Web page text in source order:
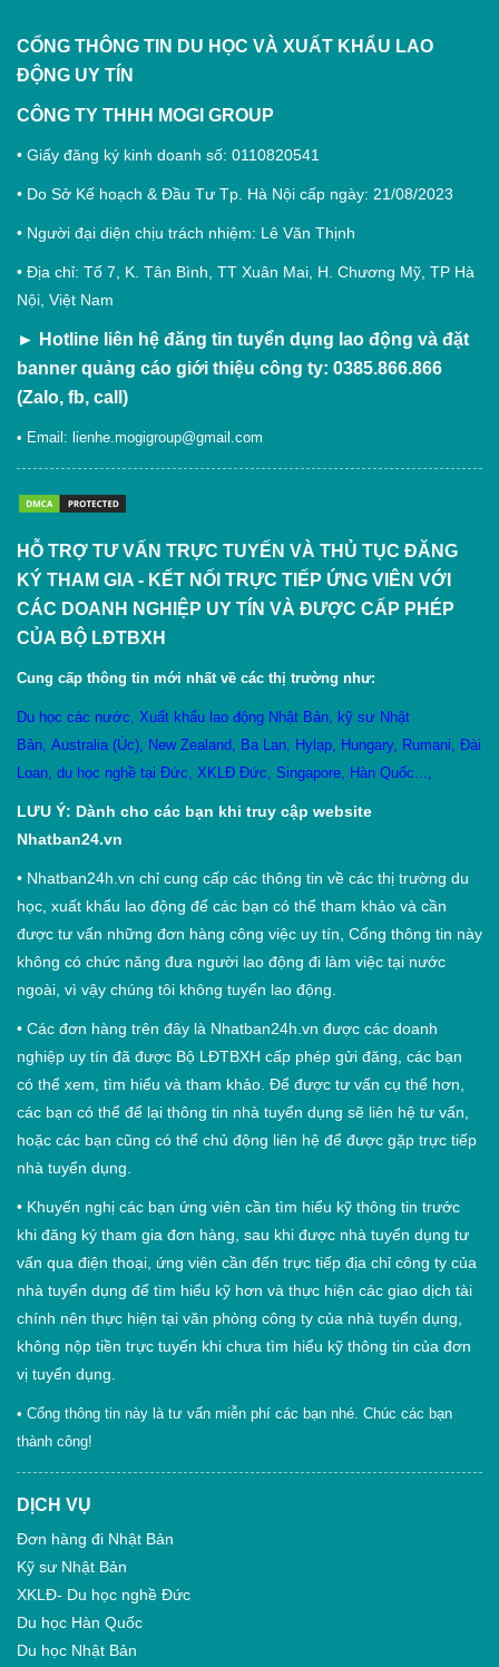
CỔNG THÔNG TIN DU HỌC VÀ XUẤT KHẨU LAO
ĐỘNG UY TÍN
CÔNG TY THHH MOGI GROUP
• Giấy đăng ký kinh doanh số: 0110820541
• Do Sở Kế hoạch & Đầu Tư Tp. Hà Nội cấp ngày: 21/08/2023
• Người đại diện chịu trách nhiệm: Lê Văn Thịnh
• Địa chỉ: Tổ 7, K. Tân Bình, TT Xuân Mai, H. Chương Mỹ, TP Hà
Nội, Việt Nam
► Hotline liên hệ đăng tin tuyển dụng lao động và đặt
banner quảng cáo giới thiệu công ty: 0385.866.866
(Zalo, fb, call)
• Email: lienhe.mogigroup@gmail.com
HỖ TRỢ TƯ VẤN TRỰC TUYẾN VÀ THỦ TỤC ĐĂNG
KÝ THAM GIA - KẾT NỐI TRỰC TIẾP ỨNG VIÊN VỚI
CÁC DOANH NGHIỆP UY TÍN VÀ ĐƯỢC CẤP PHÉP
CỦA BỘ LĐTBXH
Cung cấp thông tin mới nhất về các thị trường như:
Du học các nước, Xuất khẩu lao động Nhật Bản, kỹ sư Nhật
Bản, Australia (Úc), New Zealand, Ba Lan, Hylạp, Hungary, Rumani, Đài
Loan, du học nghề tại Đức, XKLĐ Đức, Singapore, Hàn Quốc...,
LƯU Ý: Dành cho các bạn khi truy cập website
Nhatban24.vn
• Nhatban24h.vn chỉ cung cấp các thông tin về các thị trường du
học, xuất khẩu lao động để các bạn có thể tham khảo và cần
được tư vấn những đơn hàng công việc uy tín, Cổng thông tin này
không có chức năng đưa người lao động đi làm việc tại nước
ngoài, vì vậy chúng tôi không tuyển lao động.
• Các đơn hàng trên đây là Nhatban24h.vn được các doanh
nghiệp uy tín đã được Bộ LĐTBXH cấp phép gửi đăng, các bạn
có thể xem, tìm hiểu và tham khảo. Để được tư vấn cụ thể hơn,
các bạn có thể để lại thông tin nhà tuyển dụng sẽ liên hệ tư vấn,
hoặc các bạn cũng có thể chủ động liên hệ để được gặp trực tiếp
nhà tuyển dụng.
• Khuyến nghị các bạn ứng viên cần tìm hiểu kỹ thông tin trước
khi đăng ký tham gia đơn hàng, sau khi được nhà tuyển dụng tư
vấn qua điện thoại, ứng viên cần đến trực tiếp địa chỉ công ty của
nhà tuyển dụng để tìm hiểu kỹ hơn và thực hiện các giao dịch tài
chính nên thực hiện tại văn phòng công ty của nhà tuyển dụng,
không nộp tiền trực tuyến khi chưa tìm hiểu kỹ thông tin của đơn
vị tuyển dụng.
• Cổng thông tin này là tư vấn miễn phí các bạn nhé. Chúc các bạn
thành công!
DỊCH VỤ
Đơn hàng đi Nhật Bản
Kỹ sư Nhật Bản
XKLĐ- Du học nghề Đức
Du học Hàn Quốc
Du học Nhật Bản